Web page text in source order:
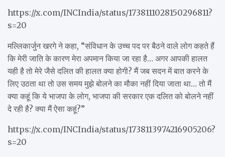
https://x.com/INCIndia/status/1738111028150296811?
s=20
मल्लिकार्जुन खरगे ने कहा, “संविधान के उच्च पद पर बैठने वाले लोग कहते हैं
कि मेरी जाति के कारण मेरा अपमान किया जा रहा है… अगर आपकी हालत
यही है तो मेरे जैसे दलित की हालत क्या होगी? मैं जब सदन में बात करने के
लिए उठता था तो उस समय मुझे बोलने का मौका नहीं दिया जाता था… तो मैं
क्या कहूं कि ये भाजपा के लोग, भाजपा की सरकार एक दलित को बोलने नहीं
दे रही है? क्या मैं ऐसा कहूं?”
https://x.com/INCIndia/status/1738113974216905206?
s=20